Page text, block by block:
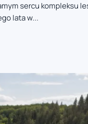
sercu kompleksu
lata w...